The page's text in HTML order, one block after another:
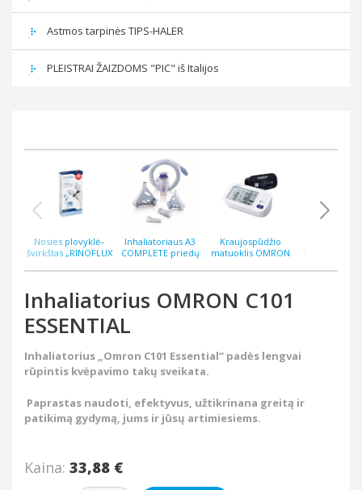
Astmos tarpinės TIPS-HALER
PLEISTRAI ŽAIZDOMS "PIC" iš Italijos
Nosies plovyklė–
švirkštas „RINOFLUX
antgalis
Inhaliatoriaus A3
COMPLETE priedų
Kraujospūdžio
matuoklis OMRON
termometras
Inhaliatorius OMRON C101
ESSENTIAL
Inhaliatorius „Omron C101 Essential“ padės lengvai
rūpintis kvėpavimo takų sveikata.
Paprastas naudoti, efektyvus, užtikrinana greitą ir
patikimą gydymą, jums ir jūsų artimiesiems.
Kaina: 33,88 €